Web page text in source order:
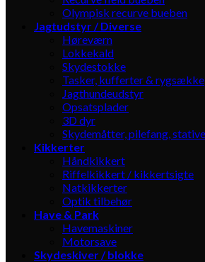
Olympisk recurve bueben
Jagtudstyr / Diverse
Høreværn
Lokkekald
Skydestokke
Tasker, kufferter & rygsække
Jagthundeudstyr
Opsatsplader
3D dyr
Skydemåtter, pilefang,
Kikkerter
Håndkikkert
Riffelkikkert / kikkertsigte
Natkikkerter
Optik tilbehør
Have & Park
Havemaskiner
Motorsave
Skydeskiver / blokke